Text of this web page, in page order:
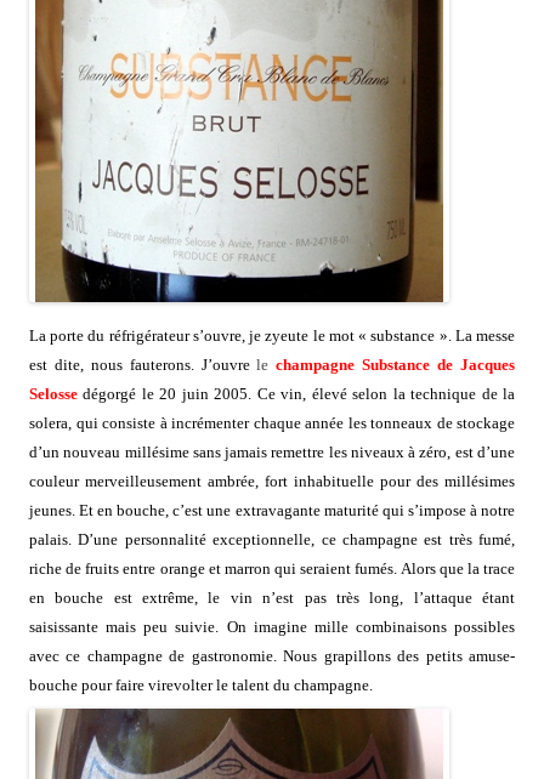
La porte du réfrigérateur s’ouvre, je zyeute le mot « substance ». La messe
est dite, nous fauterons. J’ouvrelechampagne Substance de Jacques
Selosse dégorgé le 20 juin 2005. Ce vin, élevé selon la technique de la
solera, qui consiste à incrémenter chaque année les tonneaux de stockage
d’un nouveau millésime sans jamais remettre les niveaux à zéro, est d’une
couleur merveilleusement ambrée, fort inhabituelle pour des millésimes
jeunes. Et en bouche, c’est une extravagante maturité qui s’impose à notre
palais. D’une personnalité exceptionnelle, ce champagne est très fumé,
riche de fruits entre orange et marron qui seraient fumés. Alors que la trace
en bouche est extrême, le vin n’est pas très long, l’attaque étant
saisissante mais peu suivie. On imagine mille combinaisons possibles
avec ce champagne de gastronomie. Nous grapillons des petits amuse-
bouche pour faire virevolter le talent du champagne.